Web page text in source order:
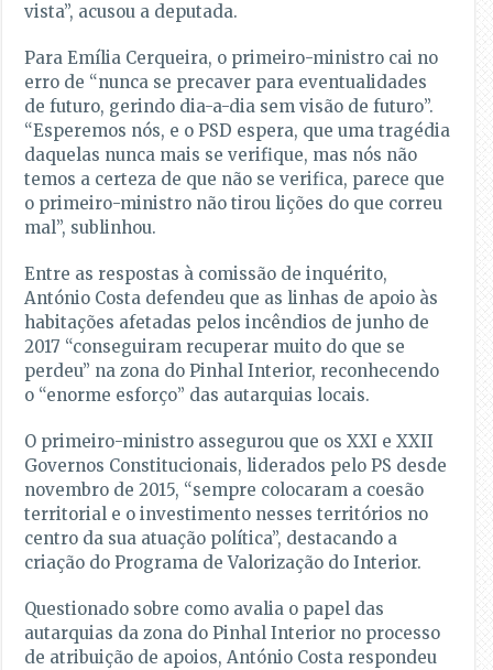
vista”, acusou a deputada.
Para Emília Cerqueira, o primeiro-ministro cai no
erro de “nunca se precaver para eventualidades
de futuro, gerindo dia-a-dia sem visão de futuro”.
“Esperemos nós, e o PSD espera, que uma tragédia
daquelas nunca mais se verifique, mas nós não
temos a certeza de que não se verifica, parece que
o primeiro-ministro não tirou lições do que correu
mal”, sublinhou.
Entre as respostas à comissão de inquérito,
António Costa defendeu que as linhas de apoio às
habitações afetadas pelos incêndios de junho de
2017 “conseguiram recuperar muito do que se
perdeu” na zona do Pinhal Interior, reconhecendo
o “enorme esforço” das autarquias locais.
O primeiro-ministro assegurou que os XXI e XXII
Governos Constitucionais, liderados pelo PS desde
novembro de 2015, “sempre colocaram a coesão
territorial e o investimento nesses territórios no
centro da sua atuação política”, destacando a
criação do Programa de Valorização do Interior.
Questionado sobre como avalia o papel das
autarquias da zona do Pinhal Interior no processo
de atribuição de apoios, António Costa respondeu